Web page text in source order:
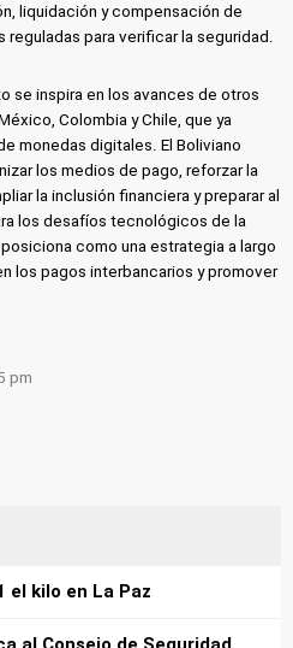
liquidación y compensación de
para verificar la seguridad.
se inspira en los avances de otros
Colombia y Chile, que ya
monedas digitales. El Boliviano
los medios de pago, reforzar la
la inclusión financiera y preparar al
los desafíos tecnológicos de la
como una estrategia a largo
los pagos interbancarios y promover
pm
el kilo en La Paz